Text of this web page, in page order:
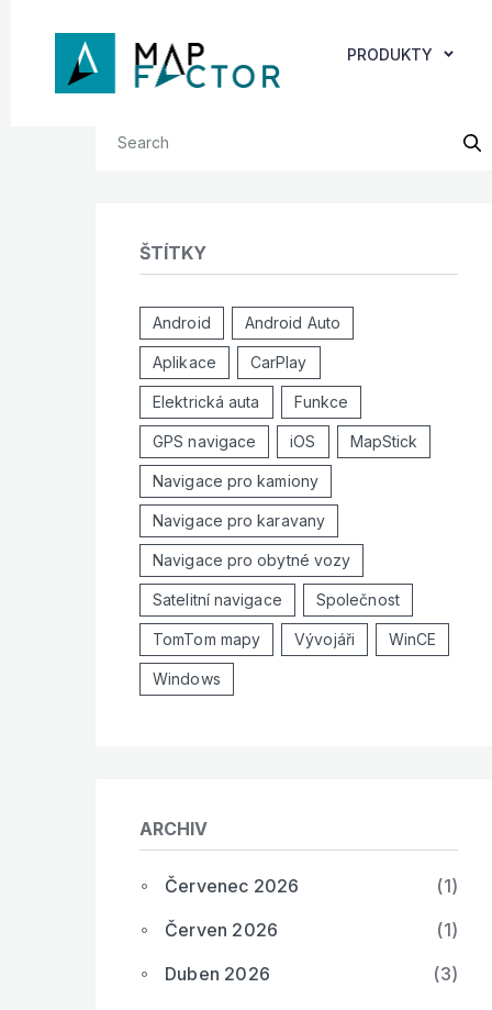
PRODUKTY
ŠTÍTKY
Android Android Auto
Aplikace CarPlay
Elektrická auta Funkce
GPS navigace iOS MapStick
Navigace pro kamiony
Navigace pro karavany
Navigace pro obytné vozy
Satelitní navigace Společnost
TomTom mapy Vývojáři WinCE
Windows
ARCHIV
Červenec 2026
(1)
Červen 2026
(1)
Duben 2026
(3)